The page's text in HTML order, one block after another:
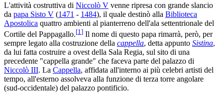
L'attività costruttiva di Niccolò V venne ripresa con grande slancio
da papa Sisto V (1471 - 1484), il quale destinò alla Biblioteca
Apostolica quattro ambienti al pianterreno dell'ala settentrionale del
Cortile del Pappagallo.[1 ] Il nome di questo papa rimarrà, però, per
sempre legato alla costruzione della cappella, detta appunto Sistina,
da lui fatta costruire a ovest della Sala Regia, sul sito di una
precedente "cappella grande" che faceva parte del palazzo di
Niccolò III. La Cappella, affidata all'interno ai più celebri artisti del
tempo, all'esterno assolveva alla funzione di terza torre angolare
(sud-occidentale) del palazzo pontificio.